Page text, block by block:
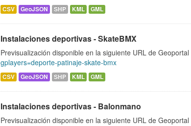
CSV GeoJSON SHP KML GML
Instalaciones deportivas - SkateBMX
Previsualización disponible en la siguiente URL de Geoportal
gplayers=deporte-patinaje-skate-bmx
CSV GeoJSON SHP KML GML
Instalaciones deportivas - Balonmano
Previsualización disponible en la siguiente URL de Geoportal